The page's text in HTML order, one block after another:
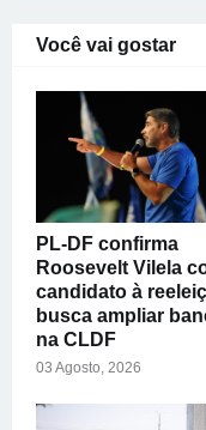
Você vai gostar
PL-DF confirma
Roosevelt Vilela
candidato à
busca ampliar
na CLDF
03 Agosto, 2026